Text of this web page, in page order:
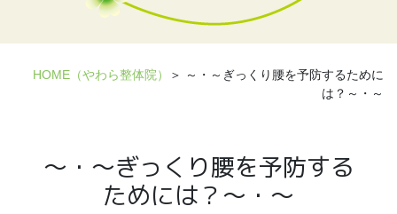
HOME（やわら整体院）
＞ ～・～ぎっくり腰を予防するために
は？～・～
～・～ぎっくり腰を予防する
ためには？～・～